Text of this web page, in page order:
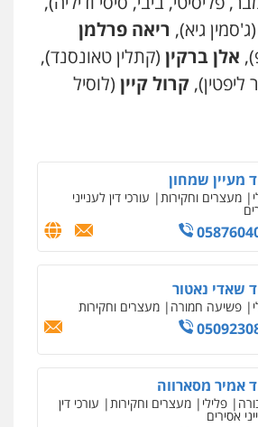
(ג'סמין גיא), ריאה פרלמן
אלן ברקין (קתלין טאונסנד),
ליפטין), קרול קיין (לוסיל
מעיין שמחון
מעצרים וחקירות עורכי דין לענייני
שאדי נאטור
פשיעה חמורה מעצרים וחקירות
אמיר מסארווה
פלילי מעצרים וחקירות עורכי דין
אסירים